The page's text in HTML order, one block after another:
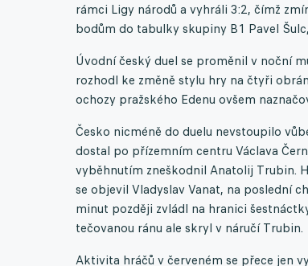
rámci Ligy národů a vyhráli 3:2, čímž
bodům do tabulky skupiny B1 Pavel
Úvodní český duel se proměnil v noční
rozhodl ke změně stylu hry na čtyři
ochozy pražského Edenu ovšem
Česko nicméně do duelu nevstoupilo
dostal po přízemním centru Václava
vyběhnutím zneškodnil Anatolij Trubin.
se objevil Vladyslav Vanat, na poslední
minut později zvládl na hranici
tečovanou ránu ale skryl v náručí Trubin.
Aktivita hráčů v červeném se přece jen